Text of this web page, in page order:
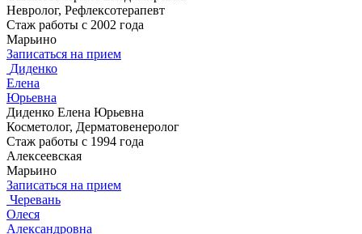
Невролог, Рефлексотерапевт
Стаж работы с 2002 года
Марьино
Записаться на прием
Диденко
Елена
Юрьевна
Диденко Елена Юрьевна
Косметолог, Дерматовенеролог
Стаж работы с 1994 года
Алексеевская
Марьино
Записаться на прием
Черевань
Олеся
Александровна